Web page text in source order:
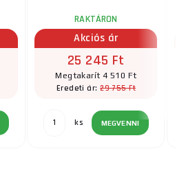
RAKTÁRON
Akciós ár
25 245 Ft
Megtakarít 4 510 Ft
Eredeti ár:29 755 Ft
ks MEGVENNI